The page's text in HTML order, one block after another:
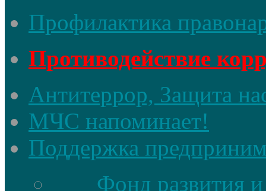
Профилактика
Противодействие
Антитеррор, Защита
МЧС напоминает!
Поддержка
Фонд развития